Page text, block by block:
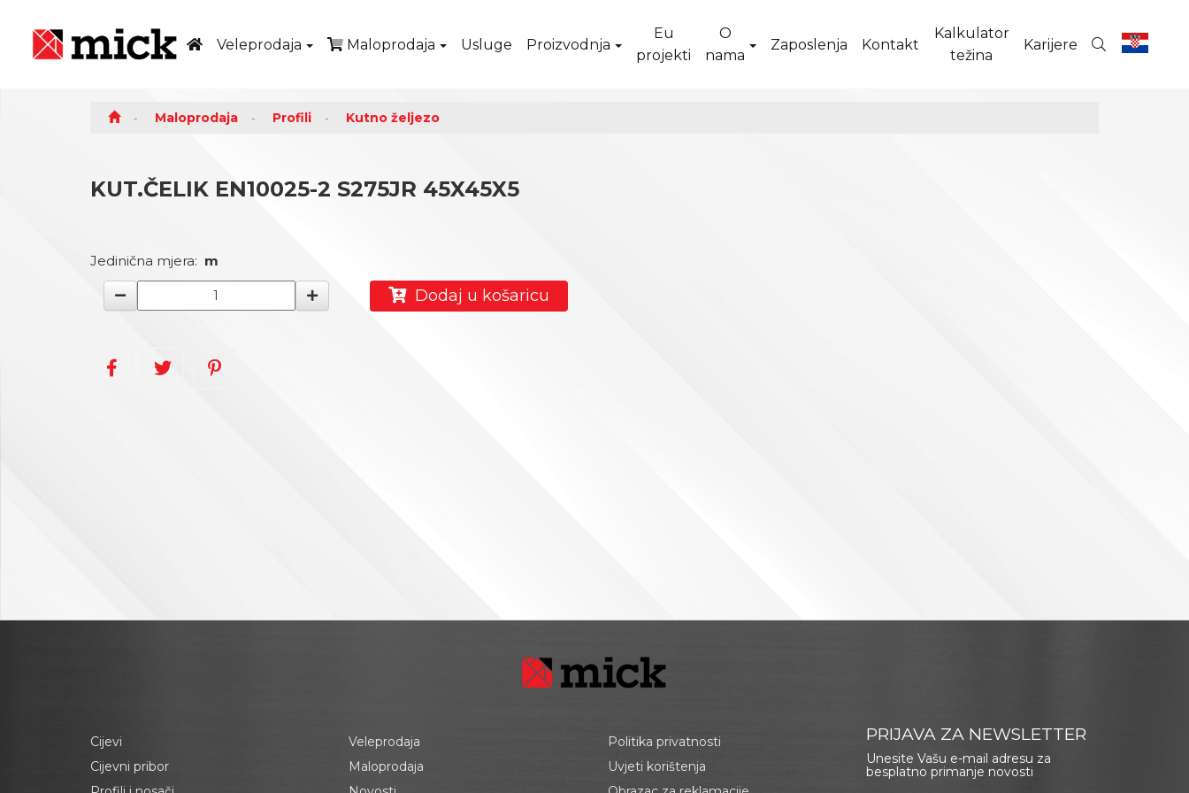
Veleprodaja Maloprodaja Usluge Proizvodnja
Eu
projekti
O
nama
Zaposlenja Kontakt
Kalkulator
težina
Karijere
Maloprodaja Profili Kutno željezo
KUT.ČELIK EN10025-2 S275JR 45X45X5
Jedinična mjera: m
Dodaj u košaricu
Cijevi
Cijevni pribor
Veleprodaja
Maloprodaja
Politika privatnosti
Uvjeti korištenja
PRIJAVA ZA NEWSLETTER
Unesite Vašu e-mail adresu za
besplatno primanje novosti